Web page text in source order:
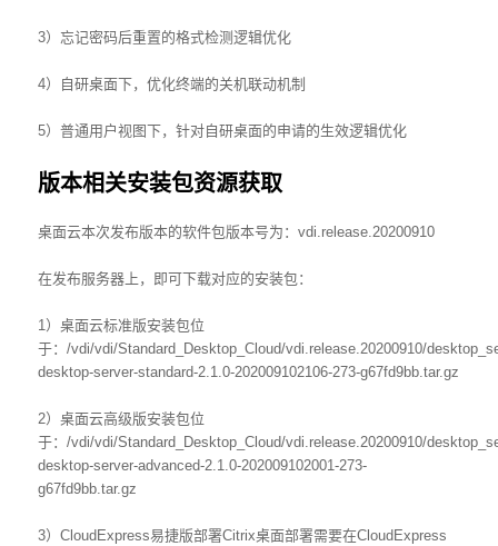
3）忘记密码后重置的格式检测逻辑优化
4）自研桌面下，优化终端的关机联动机制
5）普通用户视图下，针对自研桌面的申请的生效逻辑优化
版本相关安装包资源获取
桌面云本次发布版本的软件包版本号为：vdi.release.20200910
在发布服务器上，即可下载对应的安装包：
1）桌面云标准版安装包位
于：/vdi/vdi/Standard_Desktop_Cloud/vdi.release.20200910/
desktop-server-standard-2.1.0-202009102106-273-g67fd9bb.tar.gz
2）桌面云高级版安装包位
于：/vdi/vdi/Standard_Desktop_Cloud/vdi.release.20200910/
desktop-server-advanced-2.1.0-202009102001-273-
g67fd9bb.tar.gz
3）CloudExpress易捷版部署Citrix桌面部署需要在CloudExpress